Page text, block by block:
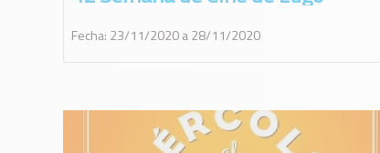
Fecha: 23/11/2020 a 28/11/2020